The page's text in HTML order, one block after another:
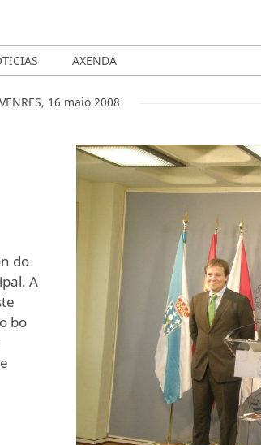
AXENDA
VENRES, 16 maio 2008
do
A
bo